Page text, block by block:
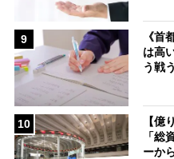
9
《首
は高
う戦
10
【億
「総
ーか